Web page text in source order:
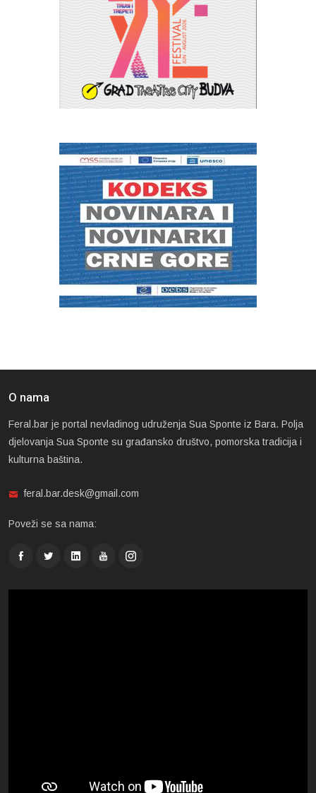
O nama
Feral.bar je portal nevladinog udruženja Sua Sponte iz Bara. Polja
djelovanja Sua Sponte su građansko društvo, pomorska tradicija i
kulturna baština.
feral.bar.desk@gmail.com
Poveži se sa nama: